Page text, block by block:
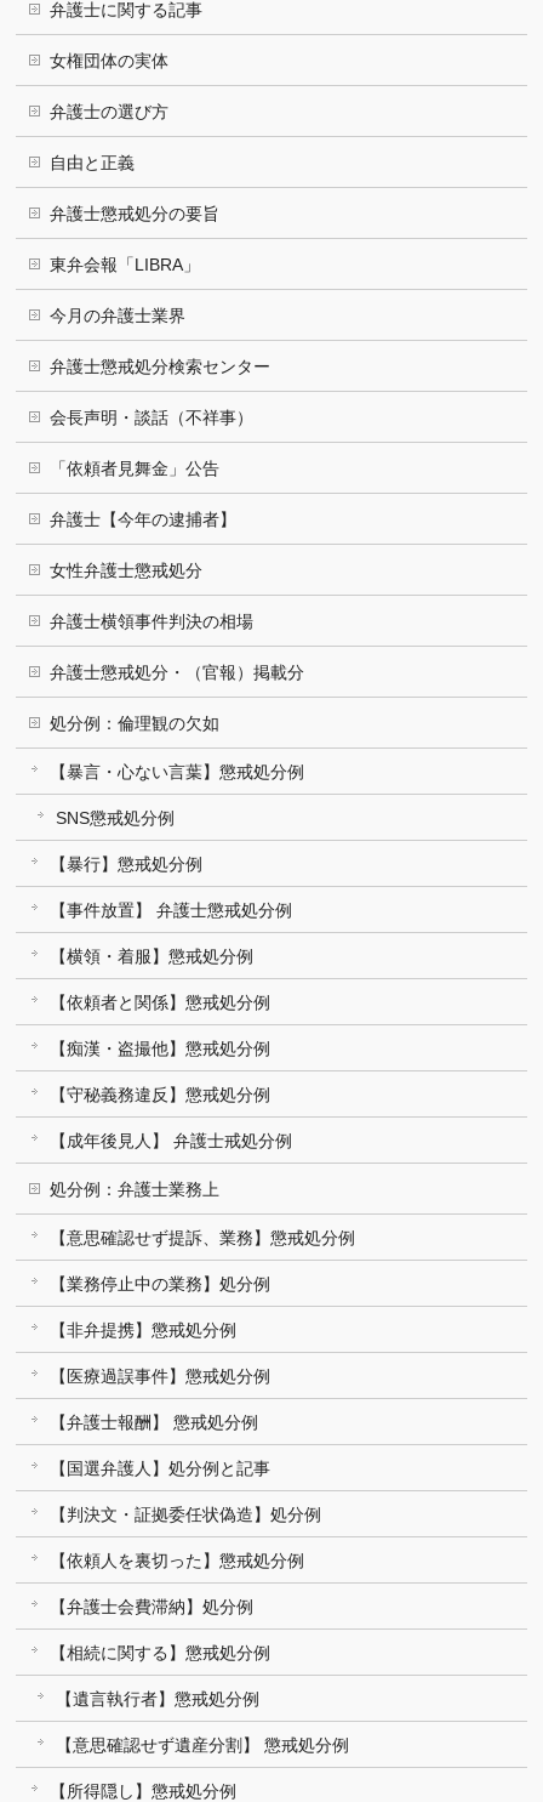
弁護士に関する記事
女権団体の実体
弁護士の選び方
自由と正義
弁護士懲戒処分の要旨
東弁会報「LIBRA」
今月の弁護士業界
弁護士懲戒処分検索センター
会長声明・談話（不祥事）
「依頼者見舞金」公告
弁護士【今年の逮捕者】
女性弁護士懲戒処分
弁護士横領事件判決の相場
弁護士懲戒処分・（官報）掲載分
処分例：倫理観の欠如
【暴言・心ない言葉】懲戒処分例
SNS懲戒処分例
【暴行】懲戒処分例
【事件放置】 弁護士懲戒処分例
【横領・着服】懲戒処分例
【依頼者と関係】懲戒処分例
【痴漢・盗撮他】懲戒処分例
【守秘義務違反】懲戒処分例
【成年後見人】 弁護士戒処分例
処分例：弁護士業務上
【意思確認せず提訴、業務】懲戒処分例
【業務停止中の業務】処分例
【非弁提携】懲戒処分例
【医療過誤事件】懲戒処分例
【弁護士報酬】 懲戒処分例
【国選弁護人】処分例と記事
【判決文・証拠委任状偽造】処分例
【依頼人を裏切った】懲戒処分例
【弁護士会費滞納】処分例
【相続に関する】懲戒処分例
【遺言執行者】懲戒処分例
【意思確認せず遺産分割】 懲戒処分例
【所得隠し】懲戒処分例